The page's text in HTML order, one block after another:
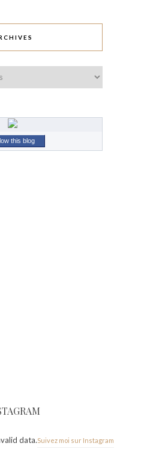
this blog
data.Suivez moi sur Instagram